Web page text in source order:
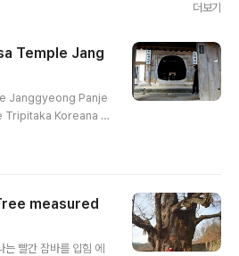
더보기
Janggyeong Panje
Koreana W
measured
빨간 잠바를 입힘 에